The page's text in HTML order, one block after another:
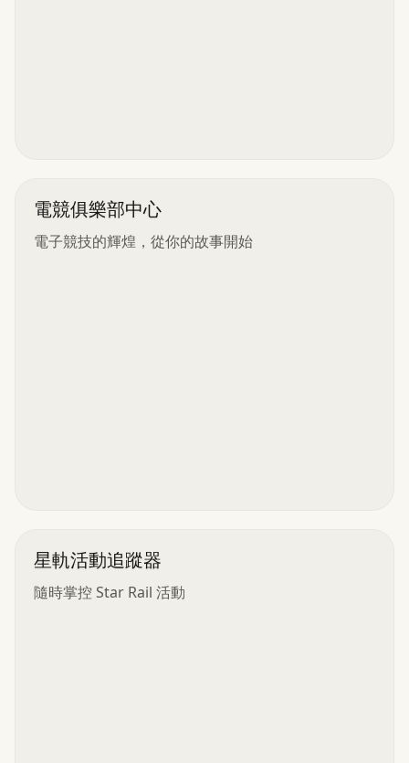
電競俱樂部中心
電子競技的輝煌，從你的故事開始
星軌活動追蹤器
隨時掌控 Star Rail 活動